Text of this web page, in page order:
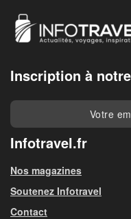
Inscription à
Infotravel.fr
Nos magazines
Soutenez Infotravel
Contact